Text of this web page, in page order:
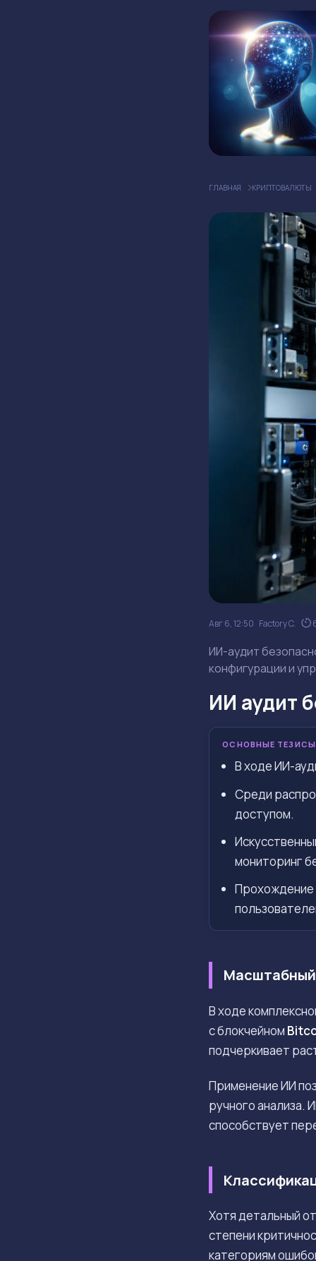
ГЛАВНАЯ КРИПТОВАЛЮТЫ
Авг 6, 12:50 Factory C.
ИИ-аудит
конфигурации и
ИИ аудит
ОСНОВНЫЕ ТЕЗИСЫ
В ходе ИИ-
Среди
доступом.
мониторинг
Прохождение
Масштабный
В ходе
с блокчейном
подчеркивает
Применение ИИ
ручного
способствует
Хотя детальный
степени
категориям